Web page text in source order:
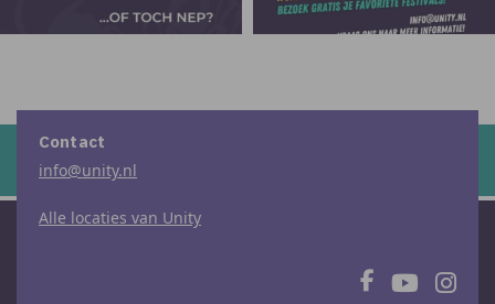
Contact
info@unity.nl
Alle locaties van Unity